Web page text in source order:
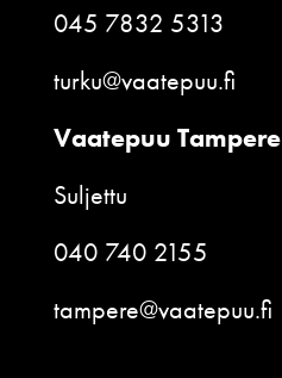
045 7832 5313
turku@vaatepuu.fi
Vaatepuu Tampere
Suljettu
040 740 2155
tampere@vaatepuu.fi